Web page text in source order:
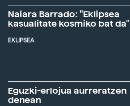
Naiara Barrado: "Eklipsea
kasualitate kosmiko bat da"
EKLIPSEA
Eguzki-erlojua aurreratzen
denean